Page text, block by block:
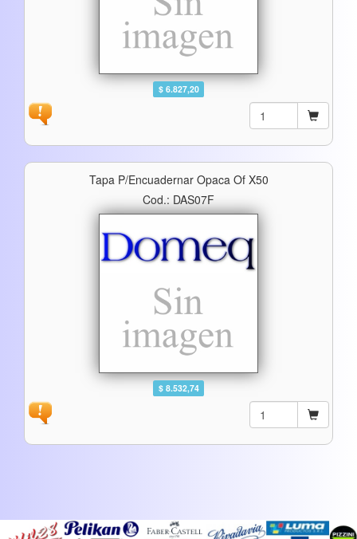
$ 6.827,20
Tapa P/encuadernar Opaca Of X50
Cod.: DAS07F
$ 8.532,74